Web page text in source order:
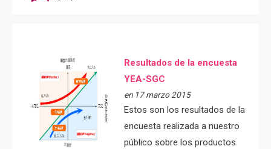
Resultados de la encuesta
YEA-SGC
en 17 marzo 2015
Estos son los resultados de la
encuesta realizada a nuestro
público sobre los productos